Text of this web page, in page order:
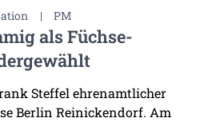
| PM
als Füchse-
Steffel ehrenamtlicher
Berlin Reinickendorf. Am